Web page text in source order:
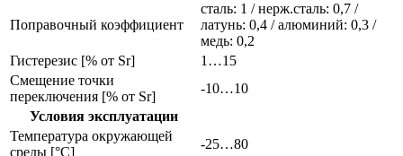
Поправочный коэффициент
сталь: 1 / нерж.сталь: 0,7 /
латунь: 0,4 / алюминий: 0,3 /
медь: 0,2
Гистерезис [% от Sr]
1…15
Смещение точки
переключения [% от Sr]
-10…10
Условия эксплуатации
Температура окружающей
среды [°C]
-25…80